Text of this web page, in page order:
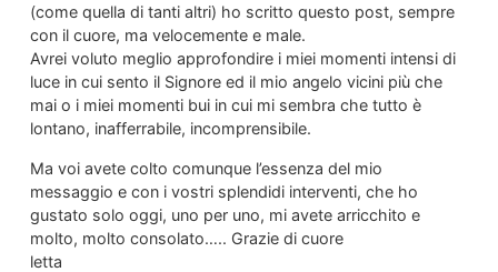
(come quella di tanti altri) ho scritto questo post, sempre
con il cuore, ma velocemente e male.
Avrei voluto meglio approfondire i miei momenti intensi di
luce in cui sento il Signore ed il mio angelo vicini più che
mai o i miei momenti bui in cui mi sembra che tutto è
lontano, inafferrabile, incomprensibile.
Ma voi avete colto comunque l’essenza del mio
messaggio e con i vostri splendidi interventi, che ho
gustato solo oggi, uno per uno, mi avete arricchito e
molto, molto consolato….. Grazie di cuore
letta